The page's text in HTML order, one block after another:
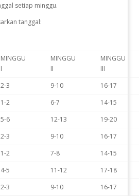
setiap minggu.
tanggal:
MINGGU
I
MINGGU
II
MINGGU
III
2-3 9-10
16-17
1-2 6-7
14-15
5-6 12-13
19-20
2-3 9-10
16-17
1-2 7-8
14-15
4-5 11-12
17-18
2-3 9-10
16-17